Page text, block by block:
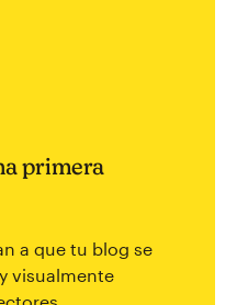
primera
a que tu blog se
visualmente